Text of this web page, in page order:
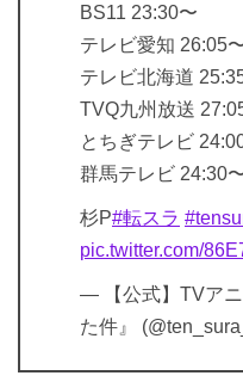
BS11 23:30〜
テレビ愛知 26:05
テレビ北海道
TVQ九州放送
とちぎテレビ
群馬テレビ 24:30
杉P#転スラ
pic.twitter.com/
— 【公式】TVア
た件』